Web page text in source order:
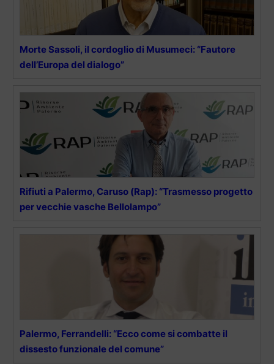
Morte Sassoli, il cordoglio di Musumeci: “Fautore
dell’Europa del dialogo”
Rifiuti a Palermo, Caruso (Rap): “Trasmesso progetto
per vecchie vasche Bellolampo”
Palermo, Ferrandelli: “Ecco come si combatte il
dissesto funzionale del comune”